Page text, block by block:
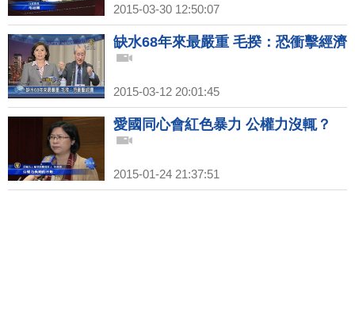
2015-03-30 12:50:07
缺水68年來最嚴重 毛揆：恐衝擊經濟
2015-03-12 20:01:45
愛國同心會紅色暴力 公權力沒輒？
2015-01-24 21:37:51